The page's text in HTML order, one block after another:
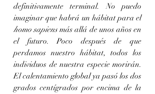
definitivamente terminal. No puedo
imaginar que habrá un hábitat para el
homo sapiens más allá de unos años en
el futuro. Poco después de que
perdamos nuestro hábitat, todos los
individuos de nuestra especie morirán.
El calentamiento global ya pasó los dos
grados centígrados por encima de la